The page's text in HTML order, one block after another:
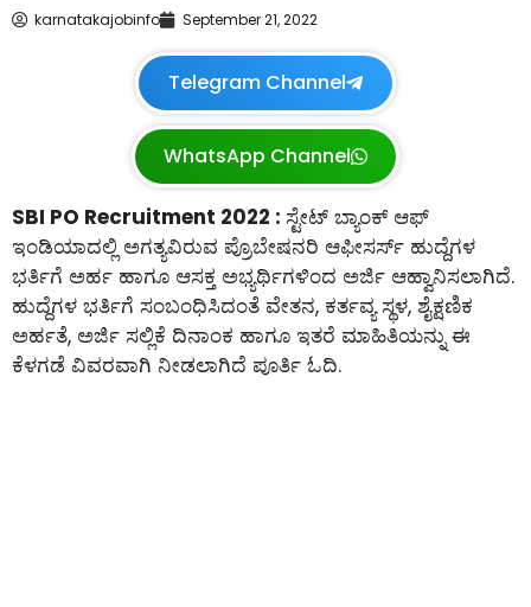
karnatakajobinfo September 21, 2022
Telegram Channel
WhatsApp Channel
SBI PO Recruitment 2022 : ಸ್ಟೇಟ್ ಬ್ಯಾಂಕ್ ಆಫ್
ಇಂಡಿಯಾದಲ್ಲಿ ಅಗತ್ಯವಿರುವ ಪ್ರೊಬೇಷನರಿ ಆಫೀಸರ್ಸ್ ಹುದ್ದೆಗಳ
ಭರ್ತಿಗೆ ಅರ್ಹ ಹಾಗೂ ಆಸಕ್ತ ಅಭ್ಯರ್ಥಿಗಳಿಂದ ಅರ್ಜಿ ಆಹ್ವಾನಿಸಲಾಗಿದೆ.
ಹುದ್ದೆಗಳ ಭರ್ತಿಗೆ ಸಂಬಂಧಿಸಿದಂತೆ ವೇತನ, ಕರ್ತವ್ಯ ಸ್ಥಳ, ಶೈಕ್ಷಣಿಕ
ಅರ್ಹತೆ, ಅರ್ಜಿ ಸಲ್ಲಿಕೆ ದಿನಾಂಕ ಹಾಗೂ ಇತರೆ ಮಾಹಿತಿಯನ್ನು ಈ
ಕೆಳಗಡೆ ವಿವರವಾಗಿ ನೀಡಲಾಗಿದೆ ಪೂರ್ತಿ ಓದಿ.